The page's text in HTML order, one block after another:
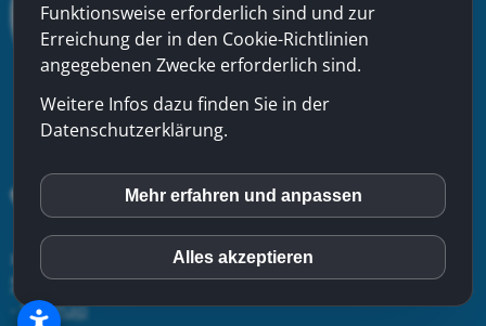
xinfra gmbh - Badstrasse 50 - CH-5200 Brugg - Tel:
544 22 22-Kontakt-Impressum-Datenschutzerklärung
-Sitemap
Funktionsweise erforderlich sind und zur
Erreichung der in den Cookie-Richtlinien
angegebenen Zwecke erforderlich sind.
Weitere Infos dazu finden Sie in der
Datenschutzerklärung.
inCMS
Matomo (Piwik)
Mehr erfahren und anpassen
Alles akzeptieren